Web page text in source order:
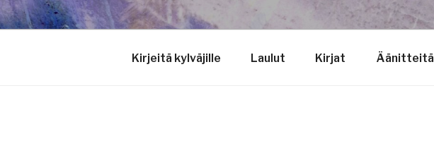
Kirjeitä kylväjille Laulut Kirjat Äänitteitä